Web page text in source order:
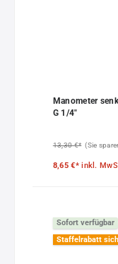
Manometer
G 1/4"
13,30 €* (Sie
8,65 €*inkl.
Sofort verfügbar
Staffelrabatt